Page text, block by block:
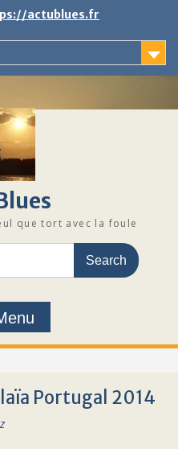
actublues.fr
que tort avec la foule
Portugal 2014